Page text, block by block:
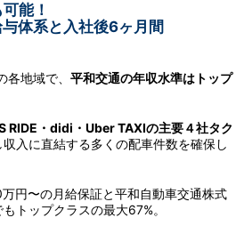
能！
体系と入社後6ヶ月間
地域で、 平和交通の年収水準はトップ
RIDE・didi・Uber TAXIの主要４社タク
収入に直結する多くの配車件数を確保し
円〜の月給保証と平和自動車交通株式
トップクラスの最大67%。